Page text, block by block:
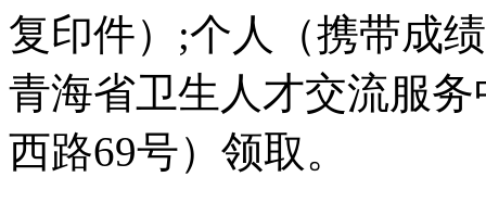
复印件）;个人（携带成
青海省卫生人才交流服
西路69号）领取。